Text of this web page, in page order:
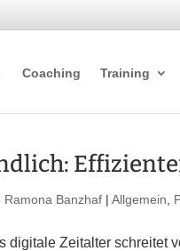
Coaching Training
Ramona Banzhaf |Allgemein
digitale Zeitalter schreitet